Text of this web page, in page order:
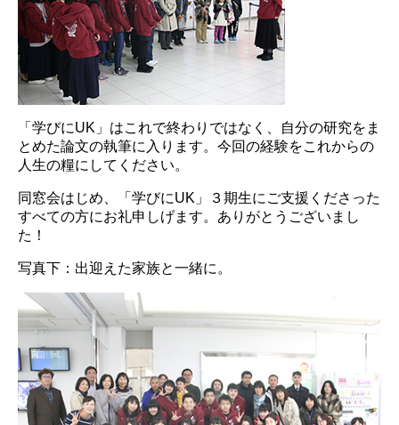
「学びにUK」はこれで終わりではなく、自分の研究をま
とめた論文の執筆に入ります。今回の経験をこれからの
人生の糧にしてください。
同窓会はじめ、「学びにUK」３期生にご支援くださった
すべての方にお礼申しげます。ありがとうございまし
た！
写真下：出迎えた家族と一緒に。